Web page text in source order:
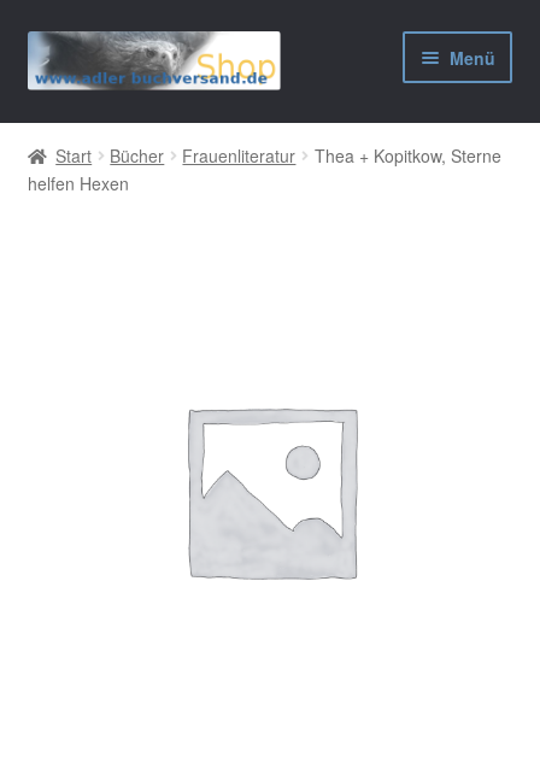
Zur
Navigation
Zum
Inhalt
Menü
AGB
Widerrufsbelehrung
Start Bücher Frauenliteratur
Thea + Kopitkow, Sterne
helfen Hexen